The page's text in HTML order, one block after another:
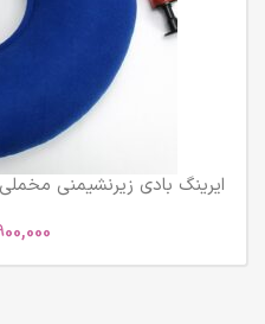
ایرینگ بادی زیرنشیمنی